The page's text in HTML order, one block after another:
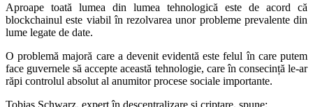
Aproape toată lumea din lumea tehnologică este de acord că
blockchainul este viabil în rezolvarea unor probleme prevalente din
lume legate de date.
O problemă majoră care a devenit evidentă este felul în care putem
face guvernele să accepte această tehnologie, care în consecință le-ar
răpi controlul absolut al anumitor procese sociale importante.
Tobias Schwarz, expert în descentralizare și criptare, spune: